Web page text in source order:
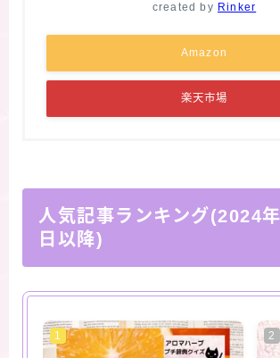
created by Rinker
Amazon
楽天市場
人気記事ランキング(2024
日以降)